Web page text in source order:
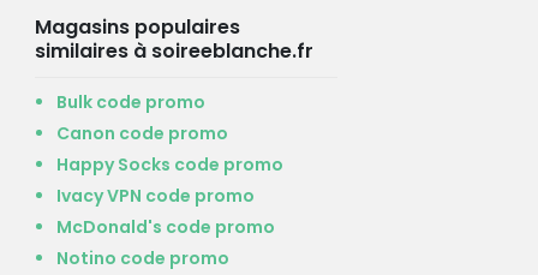
Magasins populaires
similaires à soireeblanche.fr
Bulk code promo
Canon code promo
Happy Socks code promo
Ivacy VPN code promo
McDonald's code promo
Notino code promo